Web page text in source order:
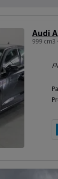
Audi
999 cm3